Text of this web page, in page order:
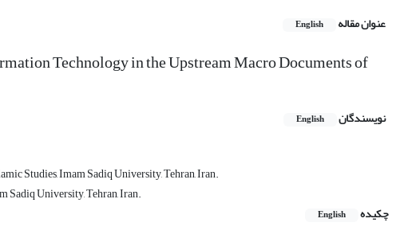
عنوان مقاله English
Technology in the Upstream Macro Documents of
نویسندگان English
Studies, Imam Sadiq University, Tehran, Iran.
Sadiq University, Tehran, Iran.
چکیده
English